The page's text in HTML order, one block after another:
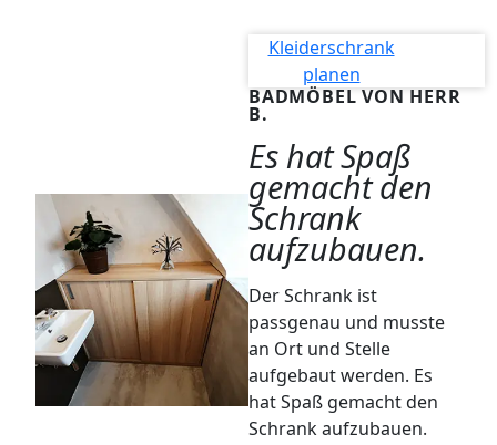
Kleiderschrank
planen
BADMÖBEL VON HERR
B.
Es hat Spaß
gemacht den
Schrank
aufzubauen.
Der Schrank ist
passgenau und musste
an Ort und Stelle
aufgebaut werden. Es
hat Spaß gemacht den
Schrank aufzubauen.